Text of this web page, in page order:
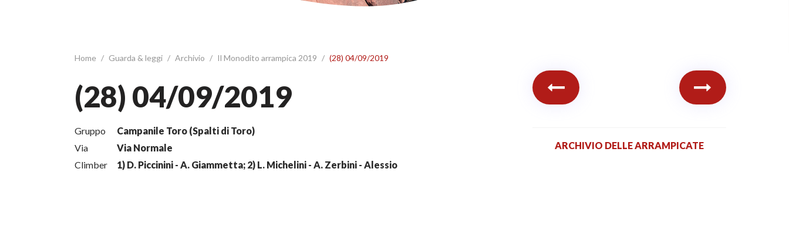
Home / Guarda & leggi / Archivio / Il Monodito arrampica 2019 / (28) 04/09/2019
(28) 04/09/2019
Gruppo
Campanile Toro (Spalti di Toro)
Via
Via Normale
Climber
1) D. Piccinini - A. Giammetta; 2) L. Michelini - A. Zerbini - Alessio
ARCHIVIO DELLE ARRAMPICATE